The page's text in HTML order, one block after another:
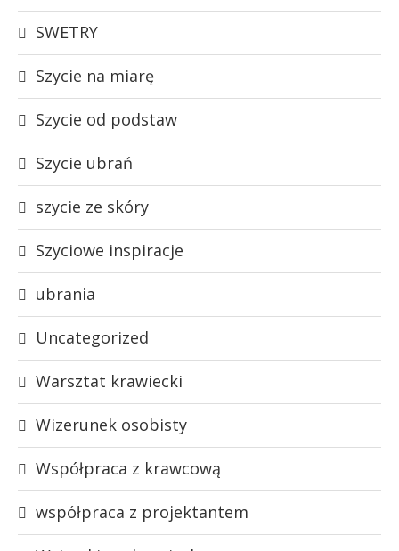
SWETRY
Szycie na miarę
Szycie od podstaw
Szycie ubrań
szycie ze skóry
Szyciowe inspiracje
ubrania
Uncategorized
Warsztat krawiecki
Wizerunek osobisty
Współpraca z krawcową
współpraca z projektantem